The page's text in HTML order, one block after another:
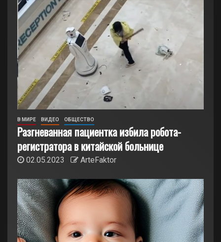
В МИРЕ ВИДЕО ОБЩЕСТВО
Разгневанная пациентка избила робота-
регистратора в китайской больнице
02.05.2023 ArteFaktor